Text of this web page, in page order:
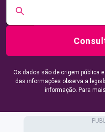
Os dados são de origem pública
das informações observa a
informação. Para